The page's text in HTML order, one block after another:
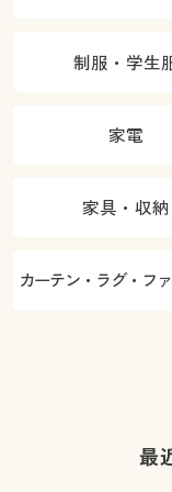
制服・学生
家電
家具・収納
カーテン・ラグ・フ
最